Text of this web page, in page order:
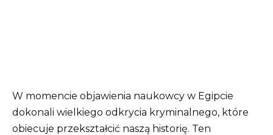
W momencie objawienia naukowcy w Egipcie
dokonali wielkiego odkrycia kryminalnego, które
obiecuje przekształcić naszą historię. Ten